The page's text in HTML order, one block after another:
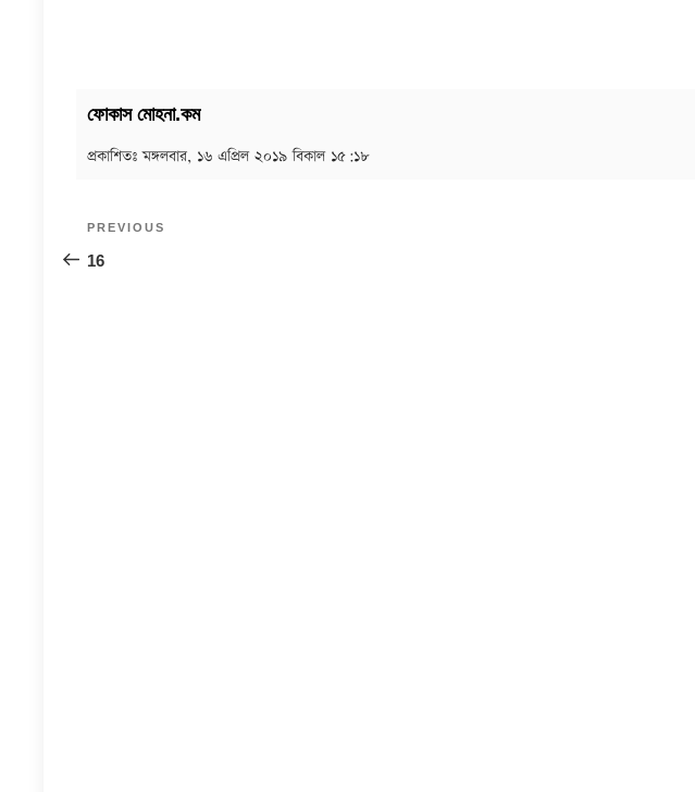
ফোকাস মোহনা.কম
প্রকাশিতঃমঙ্গলবার, ১৬ এপ্রিল ২০১৯ বিকাল ১৫:১৮
Post
Previous
Post
PREVIOUS
16